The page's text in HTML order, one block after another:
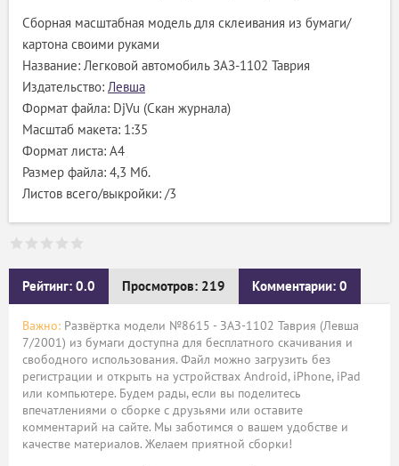
Сборная масштабная модель для склеивания из бумаги/
картона своими руками
Название: Легковой автомобиль ЗАЗ-1102 Таврия
Издательство: Левша
Формат файла: DjVu (Скан журнала)
Масштаб макета: 1:35
Формат листа: А4
Размер файла: 4,3 Мб.
Листов всего/выкройки: /3
Рейтинг: 0.0 Просмотров: 219 Комментарии: 0
Важно: Развёртка модели №8615 - ЗАЗ-1102 Таврия (Левша
7/2001) из бумаги доступна для бесплатного скачивания и
свободного использования. Файл можно загрузить без
регистрации и открыть на устройствах Android, iPhone, iPad
или компьютере. Будем рады, если вы поделитесь
впечатлениями о сборке с друзьями или оставите
комментарий на сайте. Мы заботимся о вашем удобстве и
качестве материалов. Желаем приятной сборки!